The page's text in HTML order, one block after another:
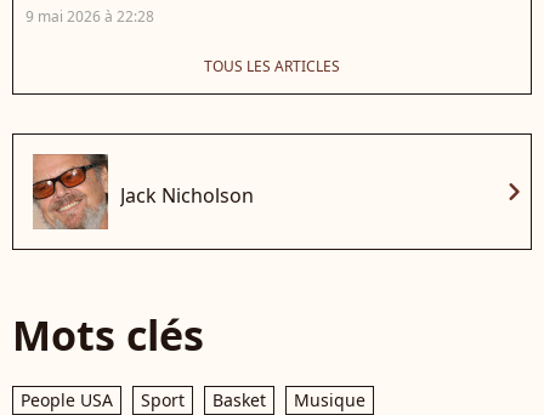
9 mai 2026 à 22:28
TOUS LES ARTICLES
Jack Nicholson chevron_right
Mots clés
People USA Sport Basket Musique